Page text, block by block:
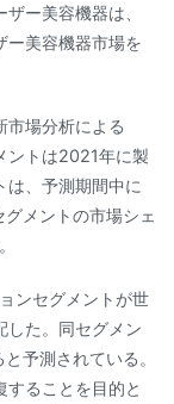
ー美容機器は、
ー美容機器市場を
市場分析による
ントは2021年に製
は、予測期間中に
メントの市場シェ
ンセグメントが世
した。同セグメン
予測されている。
ることを目的と